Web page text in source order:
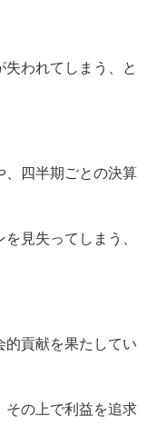
失われてしまう、と
、四半期ごとの決算
を 見失ってしまう、
的貢献を果たしてい
その上で利益を追求